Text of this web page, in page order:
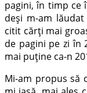
pagini, în timp ce
deși m-am
citit cărți mai
de pagini pe zi în
mai puține ca-n
Mi-am propus să